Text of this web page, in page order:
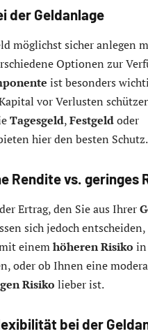
der Geldanlage
möglichst sicher anlegen
Optionen zur
ist besonders
vor Verlusten
Tagesgeld,Festgeldoder
hier den besten Schutz.
Rendite vs. geringes
Ertrag, den Sie aus Ihrer
sich jedoch
einemhöheren Risiko in
oder ob Ihnen eine
Risiko lieber ist.
bei der